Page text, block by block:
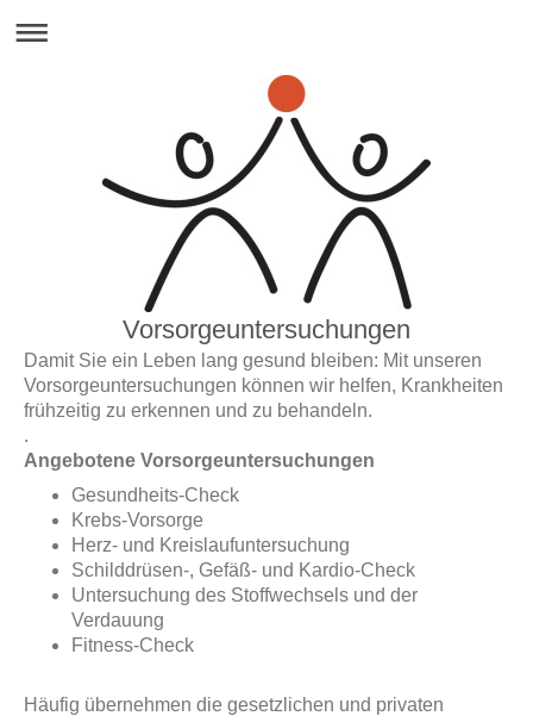
Vorsorgeuntersuchungen
Damit Sie ein Leben lang gesund bleiben: Mit unseren
Vorsorgeuntersuchungen können wir helfen, Krankheiten
frühzeitig zu erkennen und zu behandeln.
.
Angebotene Vorsorgeuntersuchungen
Gesundheits-Check
Krebs-Vorsorge
Herz- und Kreislaufuntersuchung
Schilddrüsen-, Gefäß- und Kardio-Check
Untersuchung des Stoffwechsels und der
Verdauung
Fitness-Check
Häufig übernehmen die gesetzlichen und privaten